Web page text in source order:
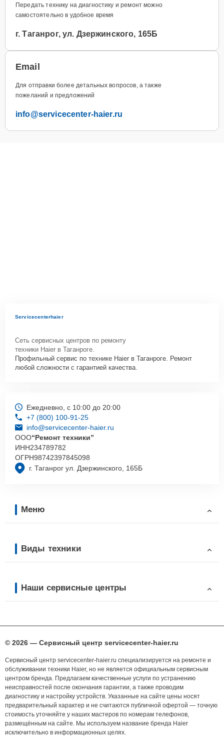
Передать технику на диагностику и ремонт можно
самостоятельно в удобное время
г. Таганрог, ул. Дзержинского, 165Б
Email
Для отправки более детальных вопросов, а также
пожеланий и предложений
info@servicecenter-haier.ru
Servicecenterhaier
Сеть сервисных центров по ремонту
техники Haier в Таганроге.
Профильный сервис по технике Haier в Таганроге. Ремонт
любой сложности с гарантией качества.
г. Таганрог ул. Дзержинского, 165Б
Ежедневно, с 10:00 до 20:00
+7 (800) 100-91-25
info@servicecenter-haier.ru
ООО“Ремонт техники”
ИНН234789782
ОГРН98742397845098
Меню
Виды техники
Наши сервисные центры
© 2026 — Сервисный центр servicecenter-haier.ru
Сервисный центр servicecenter-haier.ru специализируется на ремонте и
обслуживании техники Haier, но не является официальным сервисным
центром бренда. Предлагаем качественные услуги по устранению
неисправностей после окончания гарантии, а также проводим
диагностику и настройку устройств. Указанные на сайте цены носят
предварительный характер и не считаются публичной офертой — точную
стоимость уточняйте у наших мастеров по номерам телефонов,
размещённым на сайте. Мы используем название бренда Haier
исключительно в информационных целях.